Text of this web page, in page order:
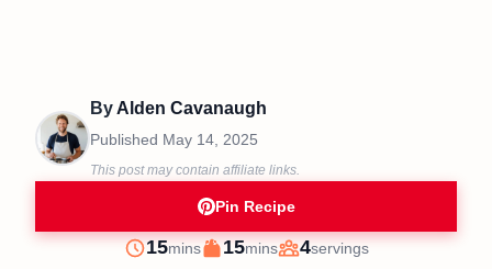
ByAlden Cavanaugh
Published May 14, 2025
This post may contain affiliate links.
Pin Recipe
Prep
15minutes
mins
Cook
15minutes
mins
Servings
4servings